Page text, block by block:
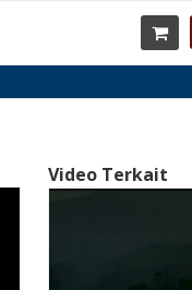
Video Terkait